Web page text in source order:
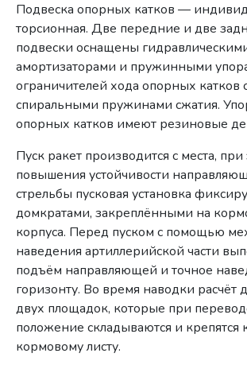
Подвеска опорных катков —
торсионная. Две передние и две
подвески оснащены
амортизаторами и пружинными
ограничителей хода опорных катков
спиральными пружинами сжатия.
опорных катков имеют резиновые
Пуск ракет производится с места, при
повышения устойчивости
стрельбы пусковая установка
домкратами, закреплёнными на
корпуса. Перед пуском с помощью
наведения артиллерийской части
подъём направляющей и точное
горизонту. Во время наводки расчёт
двух площадок, которые при
положение складываются и крепятся
кормовому листу.